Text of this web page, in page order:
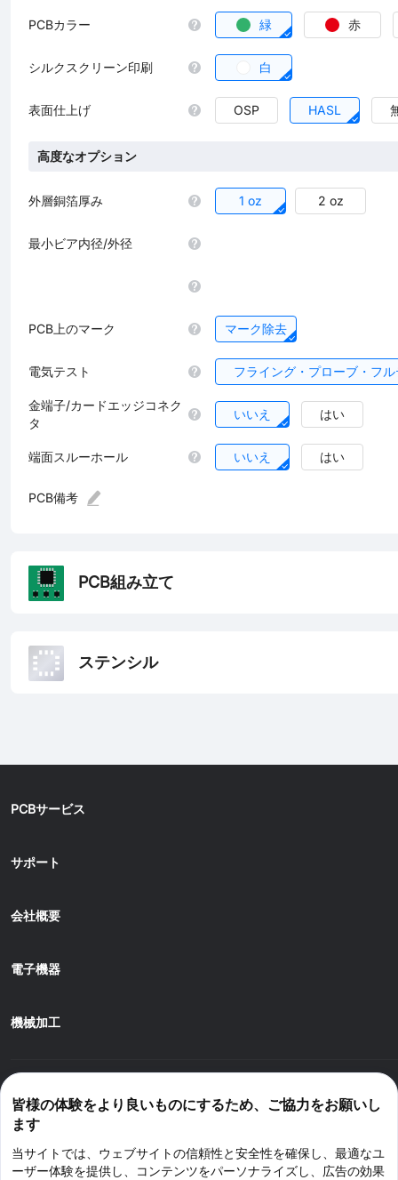
PCBカラー 緑 赤
シルクスクリーン印刷 白
表面仕上げ OSP HASL
高度なオプション
外層銅箔厚み 1 oz 2 oz
最小ビア内径/外径
PCB上のマーク マーク除去
電気テスト フライング・プローブ・フ
金端子/カードエッジコネク
タ
いいえ はい
端面スルーホール いいえ はい
PCB備考
PCB組み立て
ステンシル
PCBサービス
サポート
会社概要
電子機器
機械加工
JLCONE Desktopでご注文いただくと、毎回$1–$20お得に
Windows MAC Android IOS
皆様の体験をより良いものにするため、ご協力をお願いし
ます
当サイトでは、ウェブサイトの信頼性と安全性を確保し、最適なユ
ーザー体験を提供し、コンテンツをパーソナライズし、広告の効果